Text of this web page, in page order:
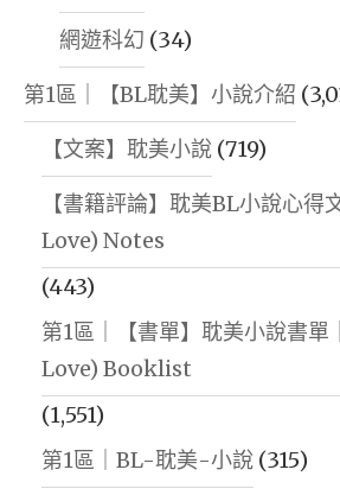
網遊科幻 (34)
第1區｜【BL耽美】小說介紹
【文案】耽美小說 (719)
【書籍評論】耽美BL小說心得
Love) Notes
(443)
第1區｜【書單】耽美小說書
Love) Booklist
(1,551)
第1區｜BL-耽美-小說 (315)